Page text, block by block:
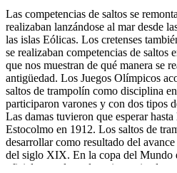
Mermaids" ("Las Sirenas
Chicago, el cual el presentador lo
sincronizada". Ésta fue la primera
Curtis todavía usaba el nombre
rítmica) en su libro Rhythmic
Synchronized Swimming and Water
Burgess Publishing Co., 1936). A
Unidos de América donde obtuvo
trascendencia con las películas de
Hollywood y nadadora. A ella se le
este deporte, por haberlo hecho
40 y 50 del siglo XX, haciéndolo
Las competencias de saltos se
realizaban lanzándose al mar desde
las islas Eólicas. Los cretenses
se realizaban competencias de saltos
que nos muestran de qué manera se
antigüedad. Los Juegos Olímpicos
saltos de trampolín como disciplina
participaron varones y con dos tipos
Las damas tuvieron que esperar
Estocolmo en 1912. Los saltos de
desarrollar como resultado del
del siglo XIX. En la copa del Mundo
oficialmente los saltos sincronizados